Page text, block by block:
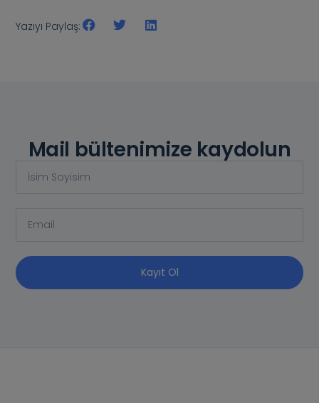
Yazıyı Paylaş:
Mail bültenimize kaydolun
Kayıt Ol